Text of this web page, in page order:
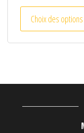
Choix des options